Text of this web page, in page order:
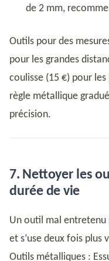
de 2 mm,
Outils pour des
pour les grandes
coulisse (15 €) pour
règle métallique
précision.
7. Nettoyer les
durée de vie
Un outil mal entretenu
et s’use deux fois plus
Outils métalliques :